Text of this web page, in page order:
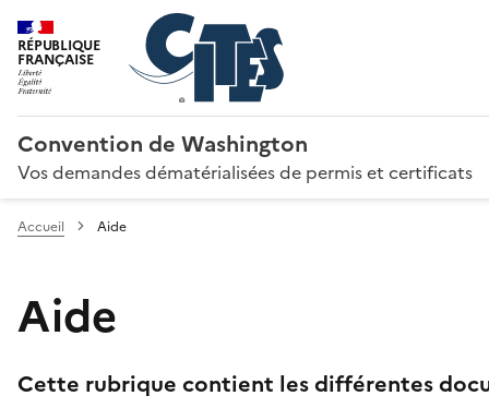
RÉPUBLIQUE
FRANÇAISE
Convention de Washington
Vos demandes dématérialisées de permis et certificats
Accueil Aide
Aide
Cette rubrique contient les différentes